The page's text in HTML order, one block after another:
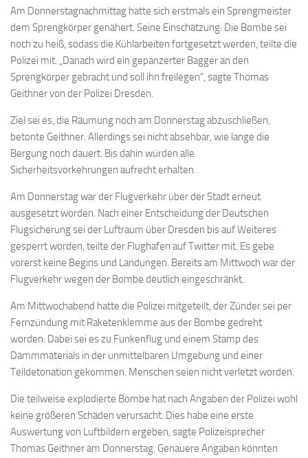
Am Donnerstagnachmittag hatte sich erstmals ein Sprengmeister
dem Sprengkörper genähert. Seine Einschätzung: Die Bombe sei
noch zu heiß, sodass die Kühlarbeiten fortgesetzt werden, teilte die
Polizei mit. „Danach wird ein gepanzerter Bagger an den
Sprengkörper gebracht und soll ihn freilegen“, sagte Thomas
Geithner von der Polizei Dresden.
Ziel sei es, die Räumung noch am Donnerstag abzuschließen,
betonte Geithner. Allerdings sei nicht absehbar, wie lange die
Bergung noch dauert. Bis dahin würden alle
Sicherheitsvorkehrungen aufrecht erhalten.
Am Donnerstag war der Flugverkehr über der Stadt erneut
ausgesetzt worden. Nach einer Entscheidung der Deutschen
Flugsicherung sei der Luftraum über Dresden bis auf Weiteres
gesperrt worden, teilte der Flughafen auf Twitter mit. Es gebe
vorerst keine Begins und Landungen. Bereits am Mittwoch war der
Flugverkehr wegen der Bombe deutlich eingeschränkt.
Am Mittwochabend hatte die Polizei mitgeteilt, der Zünder sei per
Fernzündung mit Raketenklemme aus der Bombe gedreht
worden. Dabei sei es zu Funkenflug und einem Stamp des
Dämmmaterials in der unmittelbaren Umgebung und einer
Teildetonation gekommen. Menschen seien nicht verletzt worden.
Die teilweise explodierte Bombe hat nach Angaben der Polizei wohl
keine größeren Schäden verursacht. Dies habe eine erste
Auswertung von Luftbildern ergeben, sagte Polizeisprecher
Thomas Geithner am Donnerstag. Genauere Angaben könnten